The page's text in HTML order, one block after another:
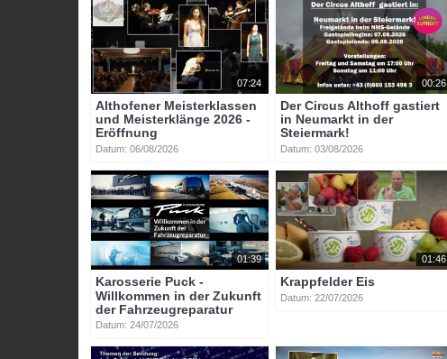
07:24
Althofener Meisterklassen
und Meisterklänge 2026 -
Eröffnung
Datum: 06/08/2026
00:26
Der Circus Althoff gastiert
in Neumarkt in der
Steiermark!
Datum: 03/08/2026
01:39
Karosserie Puck -
Willkommen in der Zukunft
der Fahrzeugreparatur
Datum: 24/07/2026
01:46
Krappfelder Eis
Datum: 22/07/2026